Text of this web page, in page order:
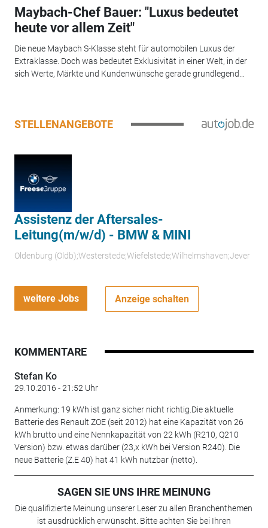
Maybach-Chef Bauer: "Luxus bedeutet
heute vor allem Zeit"
Die neue Maybach S-Klasse steht für automobilen Luxus der
Extraklasse. Doch was bedeutet Exklusivität in einer Welt, in der
sich Werte, Märkte und Kundenwünsche gerade grundlegend...
STELLENANGEBOTE
Assistenz der Aftersales-
Leitung(m/w/d) - BMW & MINI
Oldenburg (Oldb);Westerstede;Wiefelstede;Wilhelmshaven;Jever
weitere Jobs Anzeige schalten
KOMMENTARE
Stefan Ko
29.10.2016 - 21:52 Uhr
Anmerkung: 19 kWh ist ganz sicher nicht richtig.Die aktuelle
Batterie des Renault ZOE (seit 2012) hat eine Kapazität von 26
kWh brutto und eine Nennkapazität von 22 kWh (R210, Q210
Version) bzw. etwas darüber (23,x kWh bei Version R240). Die
neue Batterie (Z.E 40) hat 41 kWh nutzbar (netto).
SAGEN SIE UNS IHRE MEINUNG
Die qualifizierte Meinung unserer Leser zu allen Branchenthemen
ist ausdrücklich erwünscht. Bitte achten Sie bei Ihren